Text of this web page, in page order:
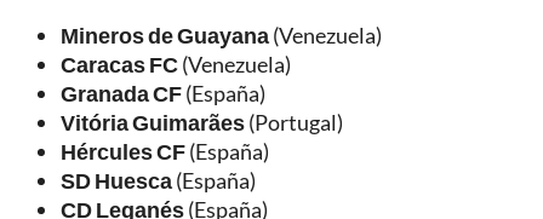
Mineros de Guayana(Venezuela)
Caracas FC(Venezuela)
Granada CF(España)
Vitória Guimarães(Portugal)
Hércules CF(España)
SD Huesca(España)
CD Leganés(España)